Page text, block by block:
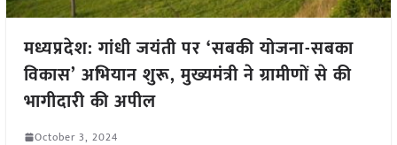
मध्यप्रदेश: गांधी जयंती पर ‘सबकी योजना-सबका
विकास’ अभियान शुरू, मुख्यमंत्री ने ग्रामीणों से की
भागीदारी की अपील
October 3, 2024